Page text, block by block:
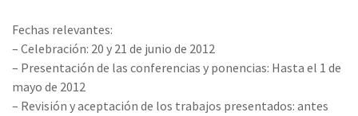
Fechas relevantes:
– Celebración: 20 y 21 de junio de 2012
– Presentación de las conferencias y ponencias: Hasta el 1 de
mayo de 2012
– Revisión y aceptación de los trabajos presentados: antes